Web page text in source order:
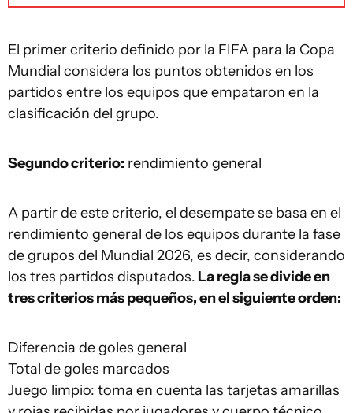
El primer criterio definido por la FIFA para la Copa
Mundial considera los puntos obtenidos en los
partidos entre los equipos que empataron en la
clasificación del grupo.
Segundo criterio: rendimiento general
A partir de este criterio, el desempate se basa en el
rendimiento general de los equipos durante la fase
de grupos del Mundial 2026, es decir, considerando
los tres partidos disputados. La regla se divide en
tres criterios más pequeños, en el siguiente orden:
Diferencia de goles general
Total de goles marcados
Juego limpio: toma en cuenta las tarjetas amarillas